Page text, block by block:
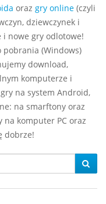
oraz gry online (czyli
dziewczynek i
i nowe gry odlotowe!
pobrania (Windows)
download,
komputerze i
na system Android,
na smarftony oraz
na komputer PC oraz
dobrze!